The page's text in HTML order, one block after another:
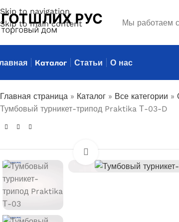
Skip to navigation
Skip to main content
Мы работаем с
Каталог Статьи О нас
Главная страница » Каталог » Все категории »
Тумбовый турникет-трипод Praktika Т-03-D
Увеличить